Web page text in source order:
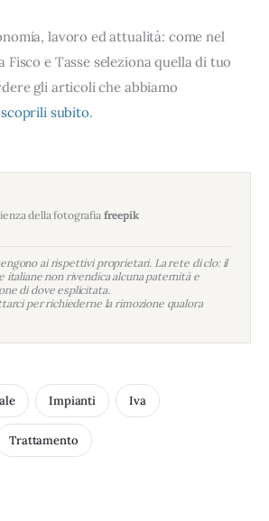
lavoro ed attualità: come nel
Fisco e Tasse seleziona quella di tuo
gli articoli che abbiamo
scoprili subito.
della fotografia freepik
ai rispettivi proprietari. La rete di clo: il
italiane non rivendica alcuna paternità e
di dove esplicitata.
per richiederne la rimozione qualora
Impianti Iva
Trattamento